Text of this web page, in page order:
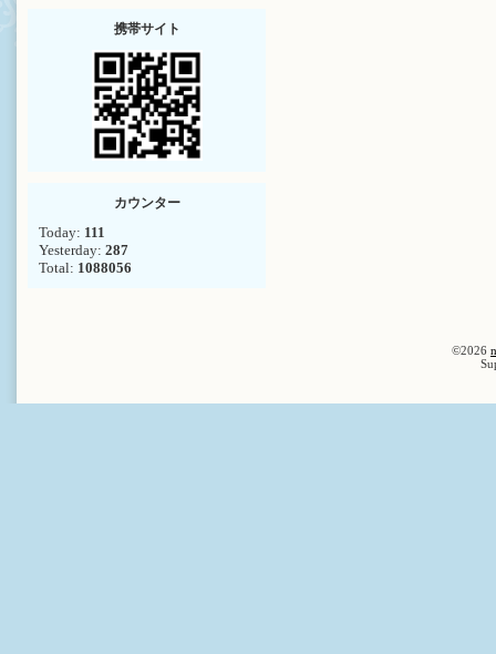
携帯サイト
カウンター
Today: 111
Yesterday: 287
Total: 1088056
©2026